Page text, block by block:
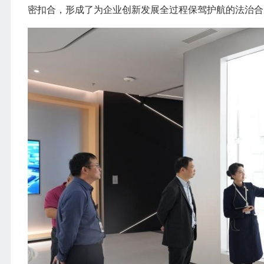
密扣合，形成了为企业创新发展全过程保驾护航的法治